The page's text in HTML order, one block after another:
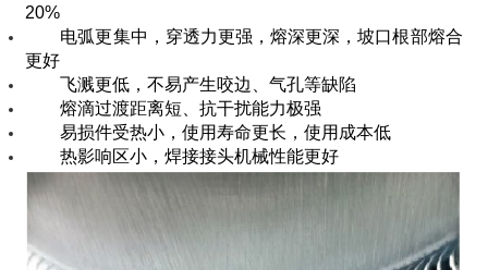
20%
电弧更集中，穿透力更强，熔深更深，坡口根部熔合
更好
飞溅更低，不易产生咬边、气孔等缺陷
熔滴过渡距离短、抗干扰能力极强
易损件受热小，使用寿命更长，使用成本低
热影响区小，焊接接头机械性能更好